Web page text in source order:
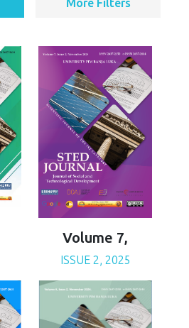
More Filters
Volume 7,
ISSUE 2, 2025